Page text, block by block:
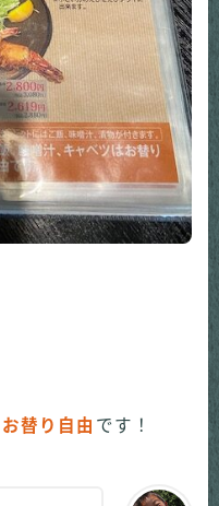
お替り自由 です！